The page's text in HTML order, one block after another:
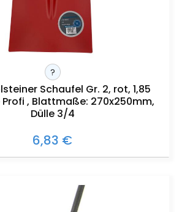
?
Schaufel Gr. 2, rot, 1,85
, Blattmaße: 270x250mm,
Dülle 3/4
6,83 €